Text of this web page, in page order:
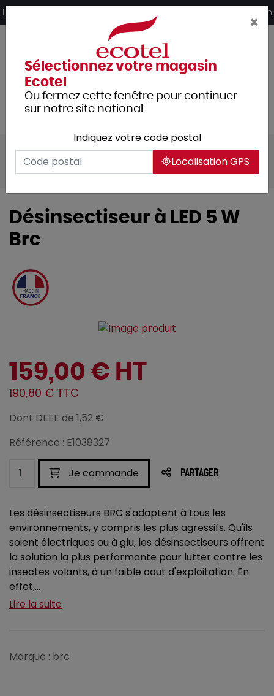
Livraison offerte dès 249€ HT d’achat et retrait 2h en magasin
Tous les produits
Hygiène et entretien
Nettoyage
Destructeurs d'insectes
Désinsectiseur à LED 5 W
Brc
159,00 € HT
190,80 € TTC
Dont DEEE de 1,52 €
Référence : E1038327
Je commande PARTAGER
Les désinsectiseurs BRC s'adaptent à tous les
environnements, y compris les plus agressifs. Qu'ils
soient électriques ou à glu, les désinsectiseurs offrent
la solution la plus performante pour lutter contre les
insectes volants, à un faible coût d'exploitation. En
effet,...
Lire la suite
Marque : brc
×
Sélectionnez votre magasin
Ecotel
Ou fermez cette fenêtre pour continuer
sur notre site national
Indiquez votre code postal
Localisation GPS
Panneau de gestion des cookies